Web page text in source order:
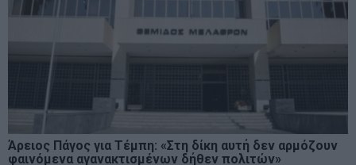
Άρειος Πάγος για Τέμπη: «Στη δίκη αυτή δεν αρμόζουν
φαινόμενα αγανακτισμένων δήθεν πολιτών»